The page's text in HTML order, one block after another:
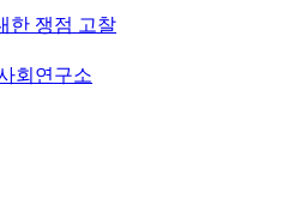
한 쟁점 고찰
회연구소